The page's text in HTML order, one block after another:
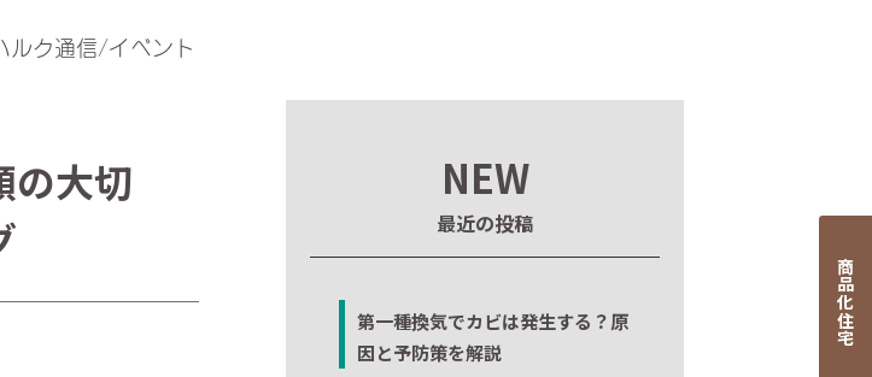
ク通信/イベント
の大切
NEW
最近の投稿
第一種換気でカビは発生する？原
因と予防策を解説
商品化住宅